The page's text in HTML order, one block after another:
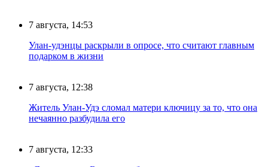
7 августа, 14:53
Улан-удэнцы раскрыли в опросе, что считают главным
подарком в жизни
7 августа, 12:38
Житель Улан-Удэ сломал матери ключицу за то, что она
нечаянно разбудила его
7 августа, 12:33